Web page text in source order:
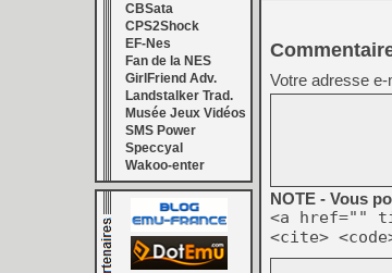
CBSata
CPS2Shock
EF-Nes
Fan de la NES
GirlFriend Adv.
Landstalker Trad.
Musée Jeux Vidéos
SMS Power
Speccyal
Wakoo-enter
Votre adresse
NOTE - Vous
<a href=""
<cite>